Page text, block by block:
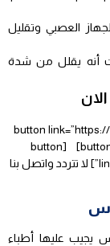
العصبي وتقليل
أنه يقلل من شدة
[button
newwindow=”yes”] تواصل معنا عبر واتساب[/button] [button
link=”tel:01020226226″ type=”big” newwindow=”yes”] لا تتردد واتصل بنا
يجيب عليها أطباء